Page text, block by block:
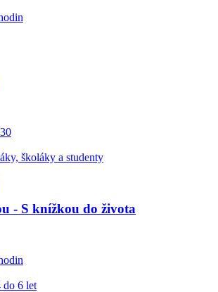
školáky a studenty
- S knížkou do života
do 6 let